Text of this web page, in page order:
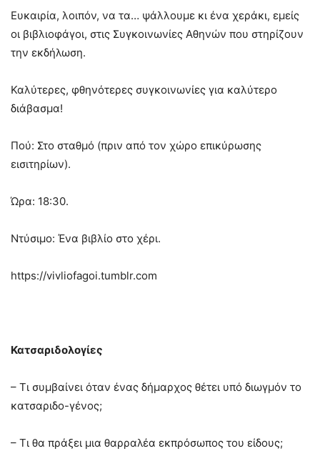
Ευκαιρία, λοιπόν, να τα… ψάλλουμε κι ένα χεράκι, εμείς
οι βιβλιοφάγοι, στις Συγκοινωνίες Αθηνών που στηρίζουν
την εκδήλωση.
Καλύτερες, φθηνότερες συγκοινωνίες για καλύτερο
διάβασμα!
Πού: Στο σταθμό (πριν από τον χώρο επικύρωσης
εισιτηρίων).
Ώρα: 18:30.
Ντύσιμο: Ένα βιβλίο στο χέρι.
https://vivliofagoi.tumblr.com
Κατσαριδολογίες
– Τι συμβαίνει όταν ένας δήμαρχος θέτει υπό διωγμόν το
κατσαριδο-γένος;
– Τι θα πράξει μια θαρραλέα εκπρόσωπος του είδους;